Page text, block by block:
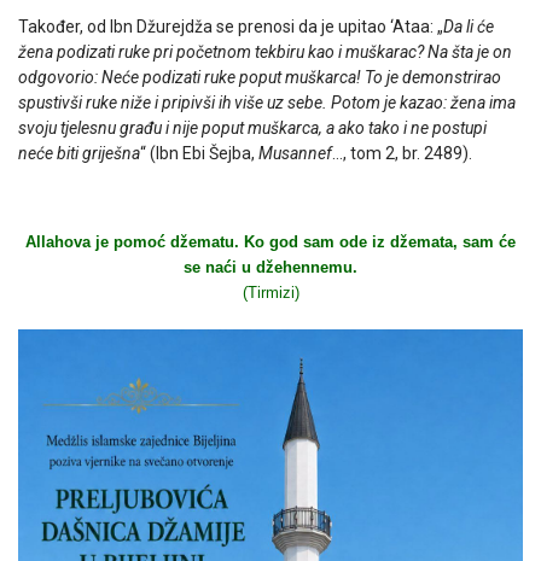
Također, od Ibn Džurejdža se prenosi da je upitao ‘Ataa: „Da li će
žena podizati ruke pri početnom tekbiru kao i muškarac? Na šta je on
odgovorio: Neće podizati ruke poput muškarca! To je demonstrirao
spustivši ruke niže i pripivši ih više uz sebe. Potom je kazao: žena ima
svoju tjelesnu građu i nije poput muškarca, a ako tako i ne postupi
neće biti griješna“ (Ibn Ebi Šejba, Musannef…, tom 2, br. 2489).
Allahova je pomoć džematu. Ko god sam ode iz džemata, sam će
se naći u džehennemu.
(Tirmizi)